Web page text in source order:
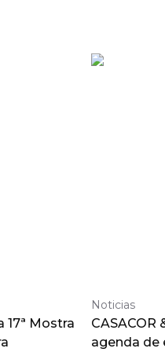
17ª Mostra
Noticias
CASACOR
agenda de